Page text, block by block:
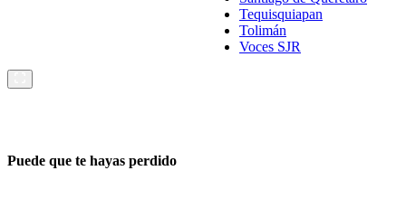
Tequisquiapan
Tolimán
Voces SJR
Puede que te hayas perdido